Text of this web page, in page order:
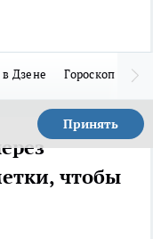
Дзене Гороскоп
Принять
чтобы